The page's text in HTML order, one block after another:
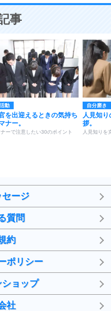
事
動
を出迎えるときの気持ち
ナー。
ーで注意したい30のポイント
自分磨き
人見知
拶。
人見知りを
ージ
質問
約
ポリシー
ョップ
社